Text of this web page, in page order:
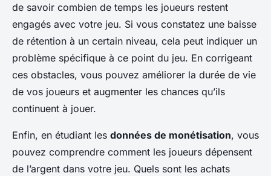
de savoir combien de temps les joueurs restent
engagés avec votre jeu. Si vous constatez une baisse
de rétention à un certain niveau, cela peut indiquer un
problème spécifique à ce point du jeu. En corrigeant
ces obstacles, vous pouvez améliorer la durée de vie
de vos joueurs et augmenter les chances qu’ils
continuent à jouer.
Enfin, en étudiant les données de monétisation, vous
pouvez comprendre comment les joueurs dépensent
de l’argent dans votre jeu. Quels sont les achats